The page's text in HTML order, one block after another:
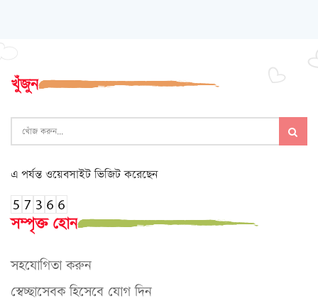
খুঁজুন
এ পর্যন্ত ওয়েবসাইট ভিজিট করেছেন
সম্পৃক্ত হোন
সহযোগিতা করুন
স্বেচ্ছাসেবক হিসেবে যোগ দিন